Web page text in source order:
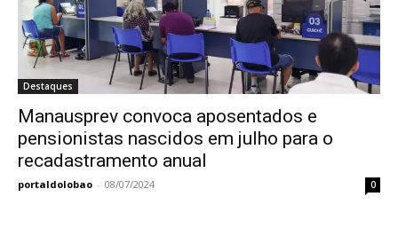
Destaques
Manausprev convoca aposentados e
pensionistas nascidos em julho para o
recadastramento anual
portaldolobao - 08/07/2024 0